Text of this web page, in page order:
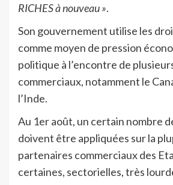
RICHES à nouveau ».
Son gouvernement utilise les
comme moyen de pression
politique à l’encontre de
commerciaux, notamment le
l’Inde.
Au 1er août, un certain nombre
doivent être appliquées sur la
partenaires commerciaux des
certaines, sectorielles, très